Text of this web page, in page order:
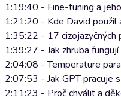
1:19:40 - Fine-tuning a
1:21:20 - Kde David použil
1:35:22 - 17
1:39:27 - Jak zhruba
2:04:08 - Temperature
2:07:53 - Jak GPT pracuje
2:11:23 - Proč chválit a